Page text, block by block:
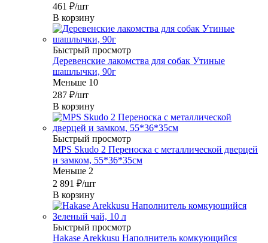
461 ₽/шт
В корзину
Быстрый просмотр
Деревенские лакомства для собак Утиные
шашлычки, 90г
Меньше 10
287 ₽/шт
В корзину
Быстрый просмотр
MPS Skudo 2 Переноска с металлической дверцей
и замком, 55*36*35см
Меньше 2
2 891 ₽/шт
В корзину
Быстрый просмотр
Hakase Arekkusu Наполнитель комкующийся